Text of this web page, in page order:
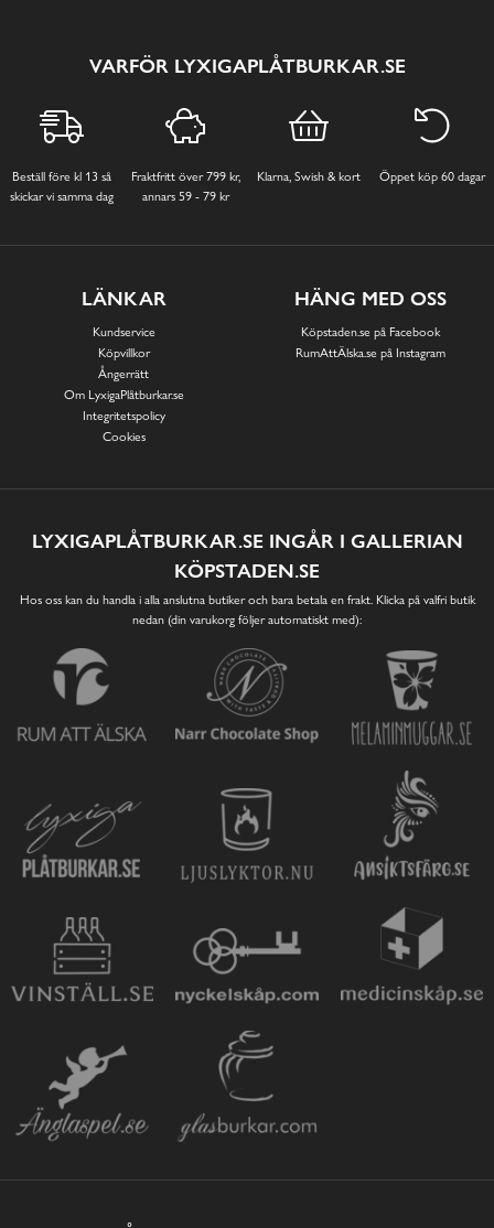
VARFÖR LYXIGAPLÅTBURKAR.SE
Beställ före kl 13 så
skickar vi samma dag
Fraktfritt över 799 kr,
annars 59 - 79 kr
Klarna, Swish & kort Öppet köp 60 dagar
LÄNKAR
Kundservice
Köpvillkor
Ångerrätt
Om LyxigaPlåtburkar.se
Integritetspolicy
Cookies
HÄNG MED OSS
Köpstaden.se på Facebook
RumAttÄlska.se på Instagram
LYXIGAPLÅTBURKAR.SE INGÅR I GALLERIAN
KÖPSTADEN.SE
Hos oss kan du handla i alla anslutna butiker och bara betala en frakt. Klicka på valfri butik
nedan (din varukorg följer automatiskt med):